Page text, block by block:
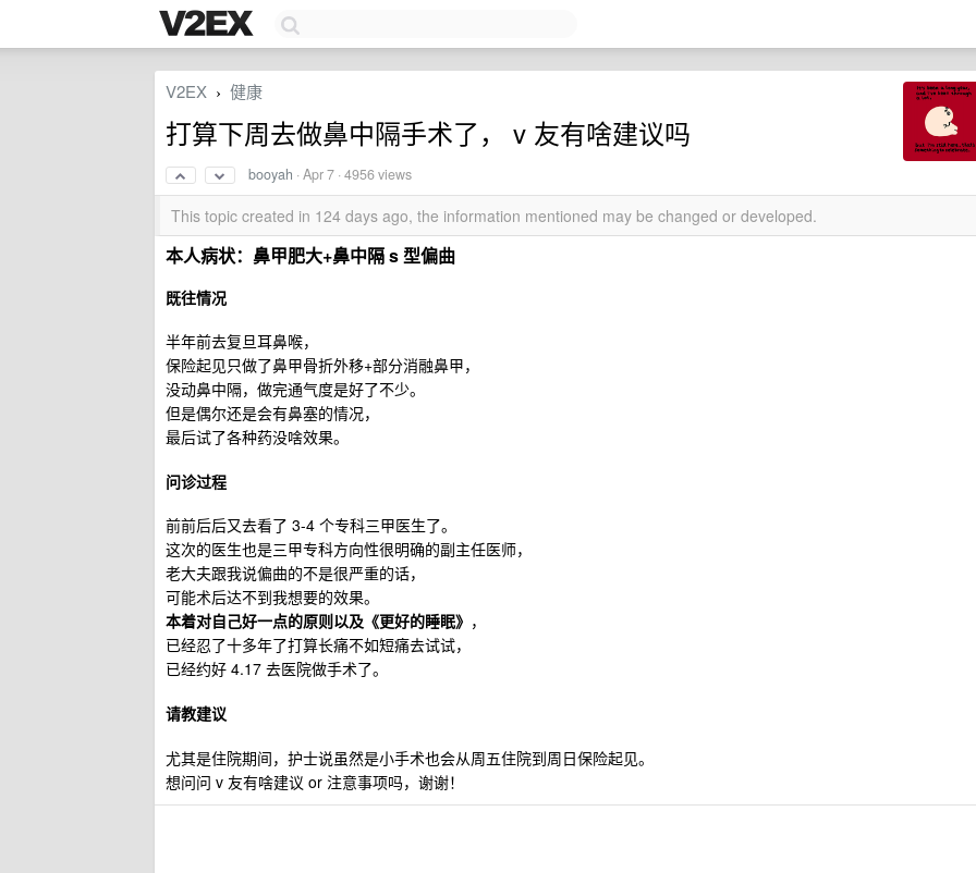
V2EX › 健康
打算下周去做鼻中隔手术了， v 友有啥建议吗
booyah ·Apr 7 · 4956 views
This topic created in 124 days ago, the information mentioned may be changed or developed.
本人病状：鼻甲肥大+鼻中隔 s 型偏曲
既往情况
半年前去复旦耳鼻喉，
保险起见只做了鼻甲骨折外移+部分消融鼻甲，
没动鼻中隔，做完通气度是好了不少。
但是偶尔还是会有鼻塞的情况，
最后试了各种药没啥效果。
问诊过程
前前后后又去看了 3-4 个专科三甲医生了。
这次的医生也是三甲专科方向性很明确的副主任医师，
老大夫跟我说偏曲的不是很严重的话，
可能术后达不到我想要的效果。
本着对自己好一点的原则以及《更好的睡眠》 ，
已经忍了十多年了打算长痛不如短痛去试试，
已经约好 4.17 去医院做手术了。
请教建议
尤其是住院期间，护士说虽然是小手术也会从周五住院到周日保险起见。
想问问 v 友有啥建议 or 注意事项吗，谢谢！